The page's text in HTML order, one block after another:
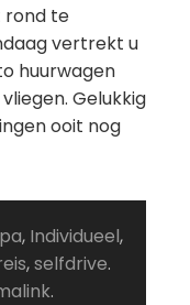
rond te
vertrekt u
huurwagen
Gelukkig
ooit nog
, Individueel,
,selfdrive.
.